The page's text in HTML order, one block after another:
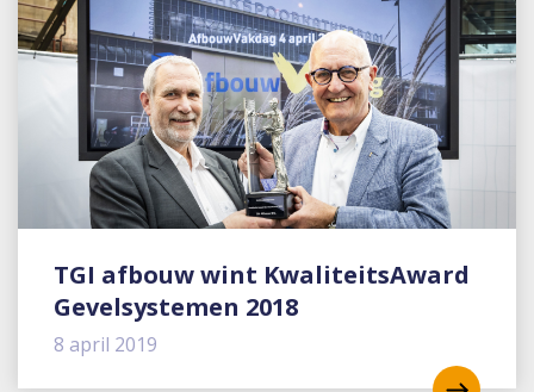
TGI afbouw wint KwaliteitsAward
Gevelsystemen 2018
8 april 2019